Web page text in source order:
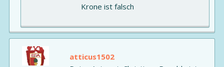
Krone ist falsch
atticus1502